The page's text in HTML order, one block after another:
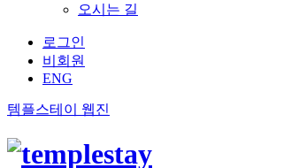
오시는 길
로그인
비회원
ENG
템플스테이 웹진